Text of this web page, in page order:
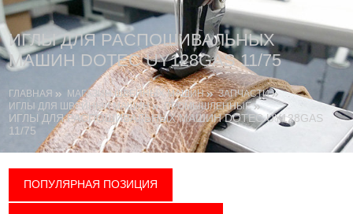
ИГЛЫ ДЛЯ РАСПОШИВАЛЬНЫХ
МАШИН DOTEC UY128GAS 11/75
ГЛАВНАЯ МАГАЗИН ШВЕЙНЫХ МАШИН
ЗАПЧАСТИ
ИГЛЫ ДЛЯ ШВЕЙНЫХ МАШИН
ПРОМЫШЛЕННЫЕ
ИГЛЫ ДЛЯ РАСПОШИВАЛЬНЫХ МАШИН DOTEC UY128GAS
11/75
ПОПУЛЯРНАЯ ПОЗИЦИЯ